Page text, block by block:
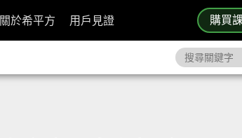
購買
關於希平方 用戶見證